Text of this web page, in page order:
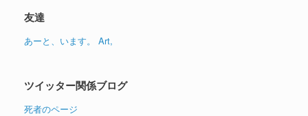
イ
ブ
友達
あーと、います。 Art,
ツイッター関係ブログ
死者のページ